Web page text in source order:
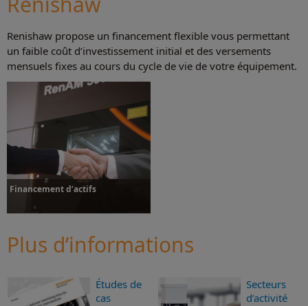
Plus d’informations
Renishaw propose un financement flexible vous permettant
un faible coût d’investissement initial et des versements
mensuels fixes au cours du cycle de vie de votre équipement.
Financement d’actifs
Financement d’actifs
Plus d’informations
Études de
cas
Secteurs
d’activité